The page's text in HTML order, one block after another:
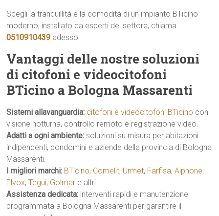
Scegli la tranquillità e la comodità di un impianto BTicino
moderno, installato da esperti del settore, chiama
0510910439 adesso.
Vantaggi delle nostre soluzioni
di citofoni e videocitofoni
BTicino a Bologna Massarenti
Sistemi allavanguardia: citofoni e videocitofoni BTicino con
visione notturna, controllo remoto e registrazione video.
Adatti a ogni ambiente: soluzioni su misura per abitazioni
indipendenti, condomini e aziende della provincia di Bologna
Massarenti.
I migliori marchi: BTicino, Comelit, Urmet, Farfisa,Aiphone,
Elvox,Tegui, Golmar e altri.
Assistenza dedicata: interventi rapidi e manutenzione
programmata a Bologna Massarenti per garantire il